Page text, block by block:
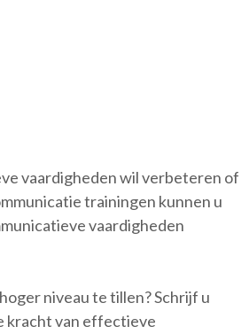
vaardigheden wil verbeteren of
trainingen kunnen u
vaardigheden
niveau te tillen? Schrijf u
kracht van effectieve